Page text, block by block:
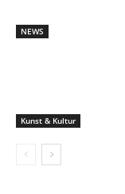
NEWS
Kunst & Kultur